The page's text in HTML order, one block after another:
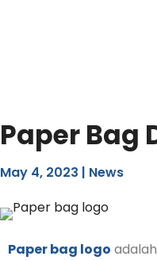
Paper Bag
May 4, 2023 | News
Paper bag logo